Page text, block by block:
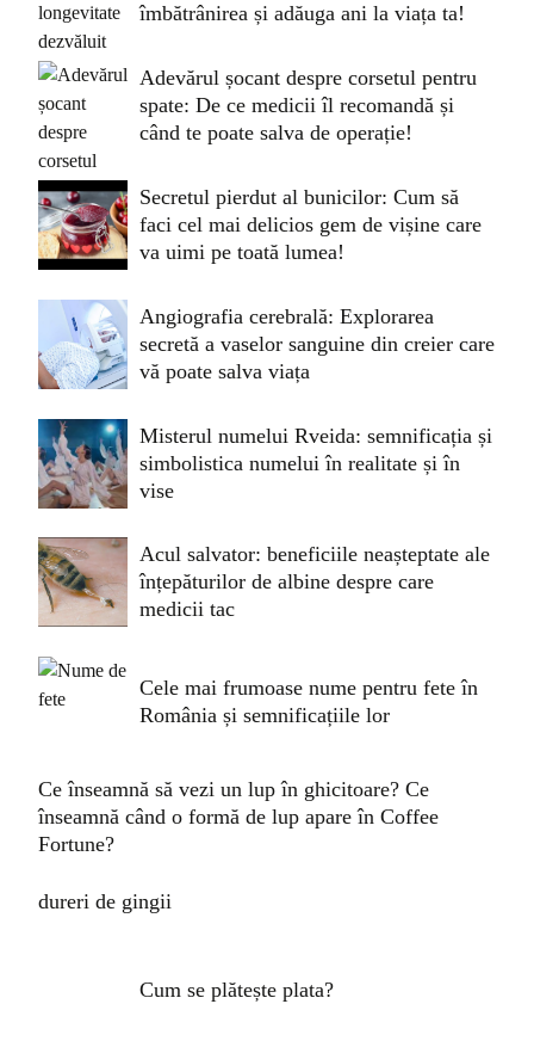
îmbătrânirea și adăuga ani la viața ta!
Adevărul șocant despre corsetul pentru
spate: De ce medicii îl recomandă și
când te poate salva de operație!
Secretul pierdut al bunicilor: Cum să
faci cel mai delicios gem de vișine care
va uimi pe toată lumea!
Angiografia cerebrală: Explorarea
secretă a vaselor sanguine din creier care
vă poate salva viața
Misterul numelui Rveida: semnificația și
simbolistica numelui în realitate și în
vise
Acul salvator: beneficiile neașteptate ale
înțepăturilor de albine despre care
medicii tac
Cele mai frumoase nume pentru fete în
România și semnificațiile lor
Ce înseamnă să vezi un lup în ghicitoare? Ce
înseamnă când o formă de lup apare în Coffee
Fortune?
dureri de gingii
Cum se plătește plata?